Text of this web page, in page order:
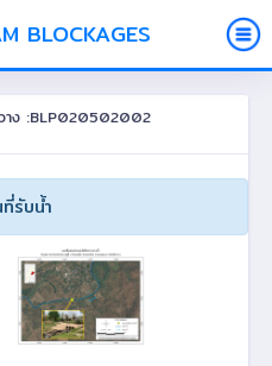
BLOCKAGES
าง :BLP020502002
รับน้ำ